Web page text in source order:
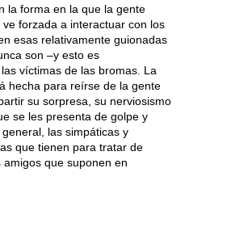
la forma en la que la gente
ve forzada a interactuar con los
esas relativamente guionadas
son –y esto es
víctimas de las bromas. La
hecha para reírse de la gente
su sorpresa, su nerviosismo
se les presenta de golpe y
las simpáticas y
que tienen para tratar de
que suponen en